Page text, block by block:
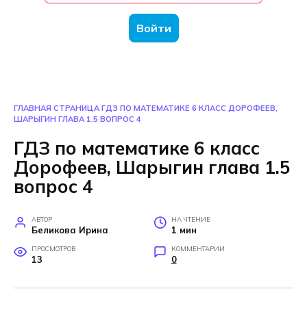
Войти
ГЛАВНАЯ СТРАНИЦА ГДЗ ПО МАТЕМАТИКЕ 6 КЛАСС ДОРОФЕЕВ,
ШАРЫГИН ГЛАВА 1.5 ВОПРОС 4
ГДЗ по математике 6 класс
Дорофеев, Шарыгин глава 1.5
вопрос 4
АВТОР
Беликова Ирина
НА ЧТЕНИЕ
1 мин
ПРОСМОТРОВ
13
КОММЕНТАРИИ
0